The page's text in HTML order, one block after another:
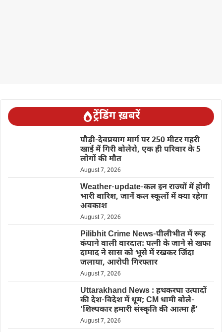
ट्रेंडिंग ख़बरें
पौड़ी-देवप्रयाग मार्ग पर 250 मीटर गहरी
खाई में गिरी बोलेरो, एक ही परिवार के 5
लोगों की मौत
August 7, 2026
Weather-update-कल इन राज्यों में होगी
भारी बारिश, जानें कल स्कूलों में क्या रहेगा
अवकाश
August 7, 2026
Pilibhit Crime News-पीलीभीत में रूह
कंपाने वाली वारदात: पत्नी के जाने से खफा
दामाद ने सास को भूसे में रखकर जिंदा
जलाया, आरोपी गिरफ्तार
August 7, 2026
Uttarakhand News : हथकरघा उत्पादों
की देश-विदेश में धूम; CM धामी बोले-
‘शिल्पकार हमारी संस्कृति की आत्मा हैं’
August 7, 2026